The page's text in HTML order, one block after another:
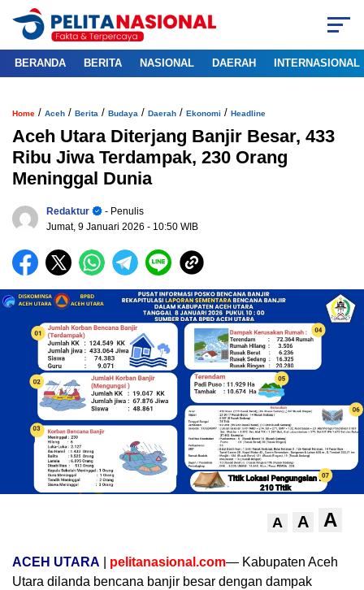
BERANDA BERITA NASIONAL DAERAH INTERNASIONAL
Home / Aceh / Berita / Budaya / Daerah / Ekonomi / Headline
Aceh Utara Diterjang Banjir Besar, 433
Ribu Jiwa Terdampak, 230 Orang
Meninggal Dunia
Redaktur
- Penulis
Jumat, 9 Januari 2026 - 10:50 WIB
A A A
ACEH UTARA pelitanasional.com— Kabupaten Aceh
Utara dilanda bencana banjir besar dengan dampak